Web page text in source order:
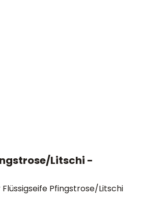
Litschi -
Flüssigseife Pfingstrose/Litschi